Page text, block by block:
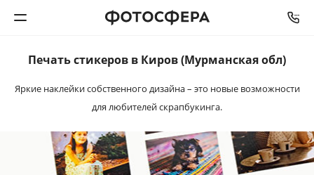
Календари
Печать стикеров в Киров (Мурманская обл)
Яркие наклейки собственного дизайна – это новые возможности
для любителей скрапбукинга.